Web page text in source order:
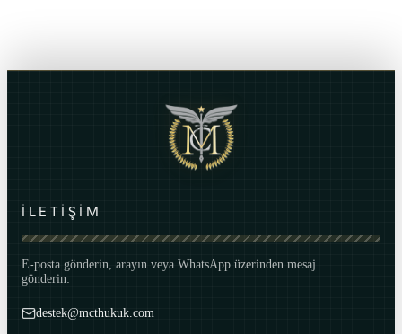
İLETİŞİM
E-posta gönderin, arayın veya WhatsApp üzerinden mesaj
gönderin:
destek@mcthukuk.com